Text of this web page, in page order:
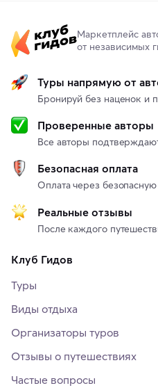
Маркетплейс
от независимых
Туры напрямую от
Бронируй без наценок и
Проверенные авторы
Все авторы
Безопасная оплата
Оплата через
Реальные отзывы
После каждого
Клуб Гидов
Туры
Виды отдыха
Организаторы туров
Отзывы о путешествиях
Частые вопросы